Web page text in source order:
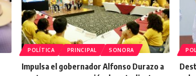
POLÍTICA PRINCIPAL SONORA
Impulsa el gobernador Alfonso Durazo a